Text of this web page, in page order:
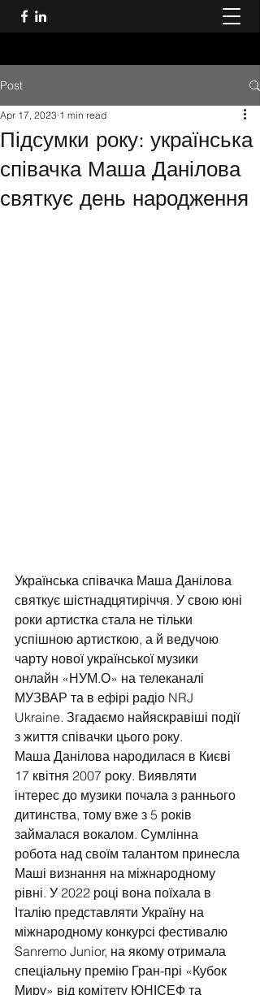
Post
Підсумки року: українська
співачка Маша Данілова
святкує день народження
Apr 17, 2023 1 min read
Українська співачка Маша Данілова
святкує шістнадцятиріччя. У свою юні
роки артистка стала не тільки
успішною артисткою, а й ведучою
чарту нової української музики
онлайн «НУМ.О» на телеканалі
МУЗВАР та в ефірі радіо NRJ
Ukraine. Згадаємо найяскравіші події
з життя співачки цього року.
Маша Данілова народилася в Києві
17 квітня 2007 року. Виявляти
інтерес до музики почала з раннього
дитинства, тому вже з 5 років
займалася вокалом. Сумлінна
робота над своїм талантом принесла
Маші визнання на міжнародному
рівні. У 2022 році вона поїхала в
Італію представляти Україну на
міжнародному конкурсі фестивалю
Sanremo Junior, на якому отримала
спеціальну премію Гран-прі «Кубок
Миру» від комітету ЮНІСЕФ та